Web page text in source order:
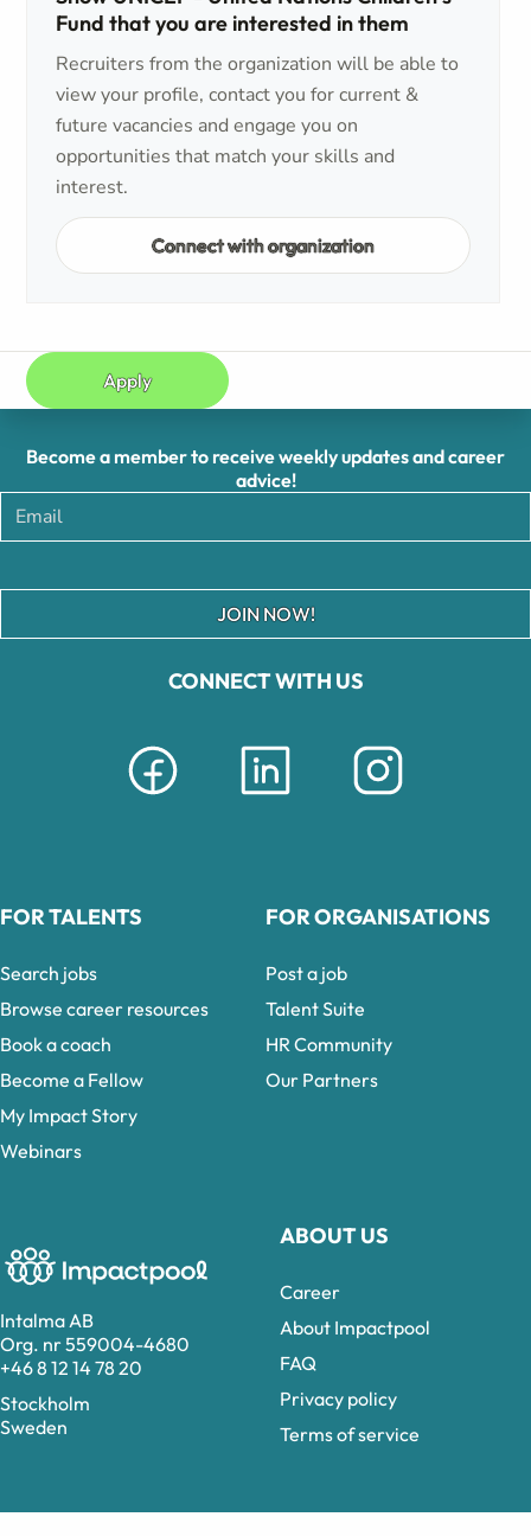
Fund that you are interested in them
Recruiters from the organization will be able to
view your profile, contact you for current &
future vacancies and engage you on
opportunities that match your skills and
interest.
Connect with organization
Apply
Intalma AB
Org. nr 559004-4680
+46 8 12 14 78 20
Stockholm
Sweden
CONNECT WITH US
ABOUT US
Career
About Impactpool
FAQ
Privacy policy
Terms of service
Become a member to receive weekly updates and career
advice!
JOIN NOW!
FOR TALENTS
Search jobs
Browse career resources
Book a coach
Become a Fellow
My Impact Story
Webinars
FOR ORGANISATIONS
Post a job
Talent Suite
HR Community
Our Partners